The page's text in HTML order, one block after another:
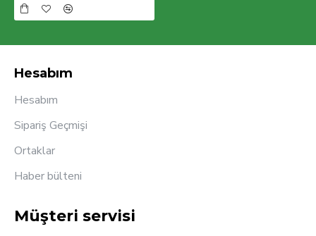
Hesabım
Hesabım
Sipariş Geçmişi
Ortaklar
Haber bülteni
Müşteri servisi